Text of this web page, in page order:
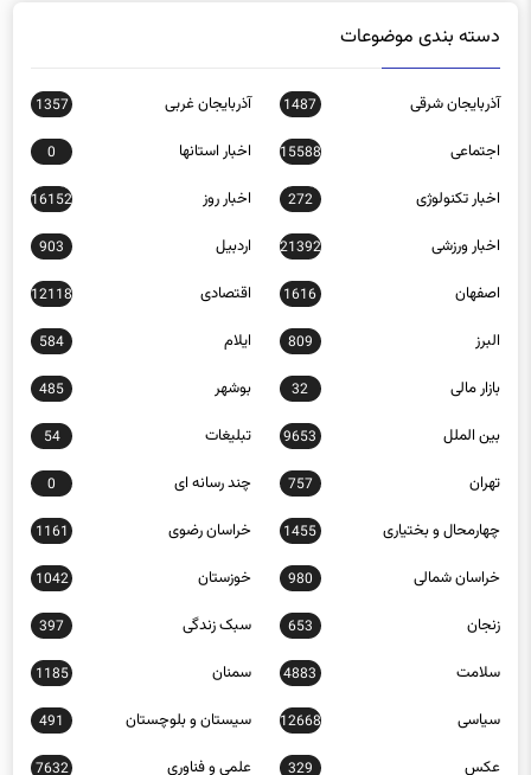
دسته بندی موضوعات
آذربایجان شرقی 1487 آذربایجان غربی 1357
اجتماعی 15588 اخبار استانها 0
اخبار تکنولوژی 272 اخبار روز 16152
اخبار ورزشی 21392 اردبیل 903
اصفهان 1616 اقتصادی 12118
البرز 809 ایلام 584
بازار مالی 32 بوشهر 485
بین الملل 9653 تبلیغات 54
تهران 757 چند رسانه ای 0
چهارمحال و بختیاری 1455 خراسان رضوی 1161
خراسان شمالی 980 خوزستان 1042
زنجان 653 سبک زندگی 397
سلامت 4883 سمنان 1185
سیاسی 12668 سیستان و بلوچستان 491
عکس 329 علمی و فناوری 7632